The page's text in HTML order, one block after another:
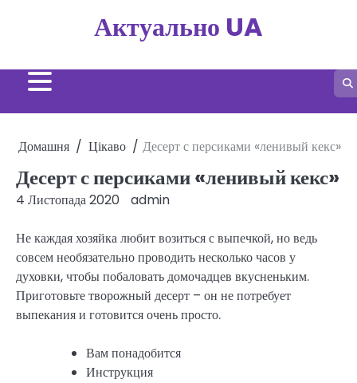
Актуально UA
Домашня Цікаво Десерт с персиками «ленивый кекс»
Десерт с персиками «ленивый кекс»
4 Листопада 2020 admin
Не каждая хозяйка любит возиться с выпечкой, но ведь
совсем необязательно проводить несколько часов у
духовки, чтобы побаловать домочадцев вкусненьким.
Приготовьте творожный десерт – он не потребует
выпекания и готовится очень просто.
Вам понадобится
Инструкция